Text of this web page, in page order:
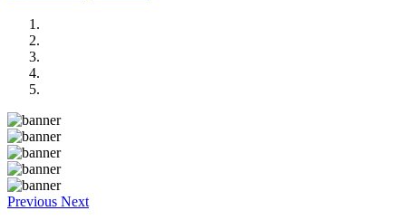
Previous Next